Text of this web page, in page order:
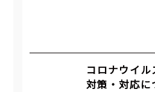
コロナウイル
対策・対応に